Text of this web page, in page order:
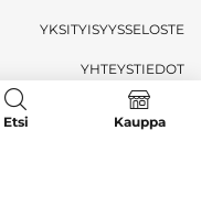
YKSITYISYYSSELOSTE
YHTEYSTIEDOT
Etsi Kauppa